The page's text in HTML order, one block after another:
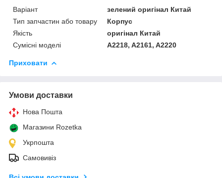
Варіант
зелений оригінал Китай
Тип запчастин або товару
Корпус
Якість
оригінал Китай
Сумісні моделі
A2218, A2161, A2220
Приховати
Умови доставки
Нова Пошта
Магазини Rozetka
Укрпошта
Самовивіз